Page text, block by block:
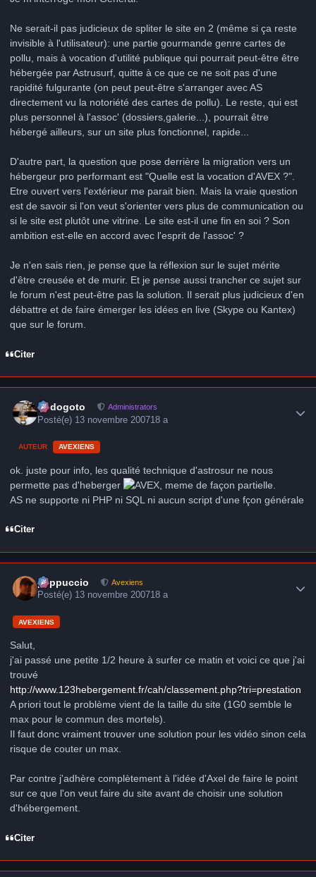
Ne serait-il pas judicieux de spliter le site en 2 (même si ça reste
invisible à l'utilisateur): une partie gourmande genre cartes de
pollu, mais à vocation d'utilité publique qui pourrait peut-être être
hébergée par Astrusurf, quitte à ce que ce ne soit pas d'une
rapidité fulgurante (on peut peut-être s'arranger avec AS
directement vu la notoriété des cartes de pollu). Le reste, qui est
plus personnel à l'assoc' (dossiers,galerie...), pourrait être
hébergé ailleurs, sur un site plus fonctionnel, rapide...
D'autre part, la question que pose derrière la migration vers un
hébergeur pro performant est "Quelle est la vocation d'AVEX ?".
Etre ouvert vers l'extérieur me parait bien. Mais la vraie question
est de savoir si l'on veut s'orienter vers plus de communication ou
si le site est plutôt une vitrine. Le site est-il une fin en soi ? Son
ambition est-elle en accord avec l'esprit de l'assoc' ?
Je n'en sais rien, je pense que la réflexion sur le sujet mérite
d'être creusée et de murir. Et je pense aussi trancher ce sujet sur
le forum n'est peut-être pas la solution. Il serait plus judicieux d'en
débattre et de faire émerger les idées en live (Skype ou Kantex)
que sur le forum.
Citer
frédogoto Administrators
Posté(e) 13 novembre 200718 a
AUTEUR AVEXIENS
ok. juste pour info, les qualité technique d'astrosur ne nous
permette pas d'heberger
, meme de façon partielle.
AS ne supporte ni PHP ni SQL ni aucun script d'une fçon générale
Citer
peppuccio Avexiens
Posté(e) 13 novembre 200718 a
AVEXIENS
Salut,
j'ai passé une petite 1/2 heure à surfer ce matin et voici ce que j'ai
trouvé
http://www.123hebergement.fr/cah/classement.php?tri=prestation
A priori tout le problème vient de la taille du site (1G0 semble le
max pour le commun des mortels).
Il faut donc vraiment trouver une solution pour les vidéo sinon cela
risque de couter un max.
Par contre j'adhère complètement à l'idée d'Axel de faire le point
sur ce que l'on veut faire du site avant de choisir une solution
d'hébergement.
Citer